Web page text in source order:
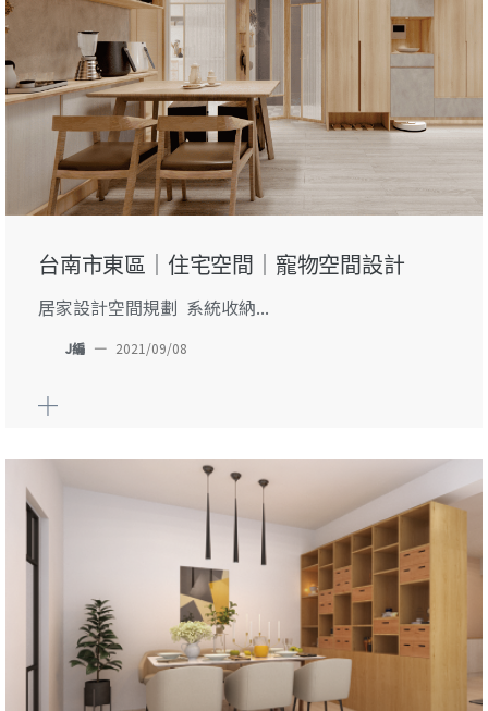
台南市東區｜住宅空間｜寵物空間設計
居家設計空間規劃 系統收納...
J編 — 2021/09/08